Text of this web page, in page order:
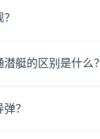
艇的区别是什么？
？